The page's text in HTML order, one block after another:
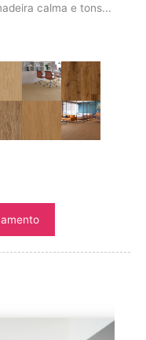
calma e tons...